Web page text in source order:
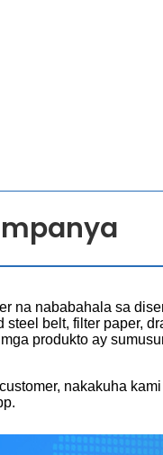
na nababahala sa
belt, filter paper,
produkto ay
nakakuha